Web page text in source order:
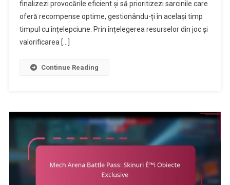
Investiției
Tale
finalizezi provocările eficient și să prioritizezi sarcinile care
oferă recompense optime, gestionându-ți în același timp
timpul cu înțelepciune. Prin înțelegerea resurselor din joc și
valorificarea […]
Continue Reading